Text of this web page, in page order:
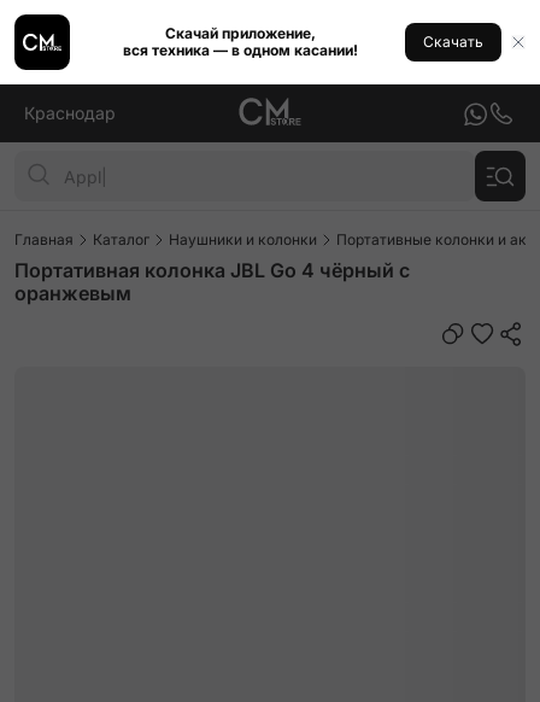
Скачай приложение,
вся техника — в одном касании!
Скачать
Краснодар
Главная Каталог Наушники и колонки Портативные колонки и
Портативная колонка JBL Go 4 чёрный с
оранжевым